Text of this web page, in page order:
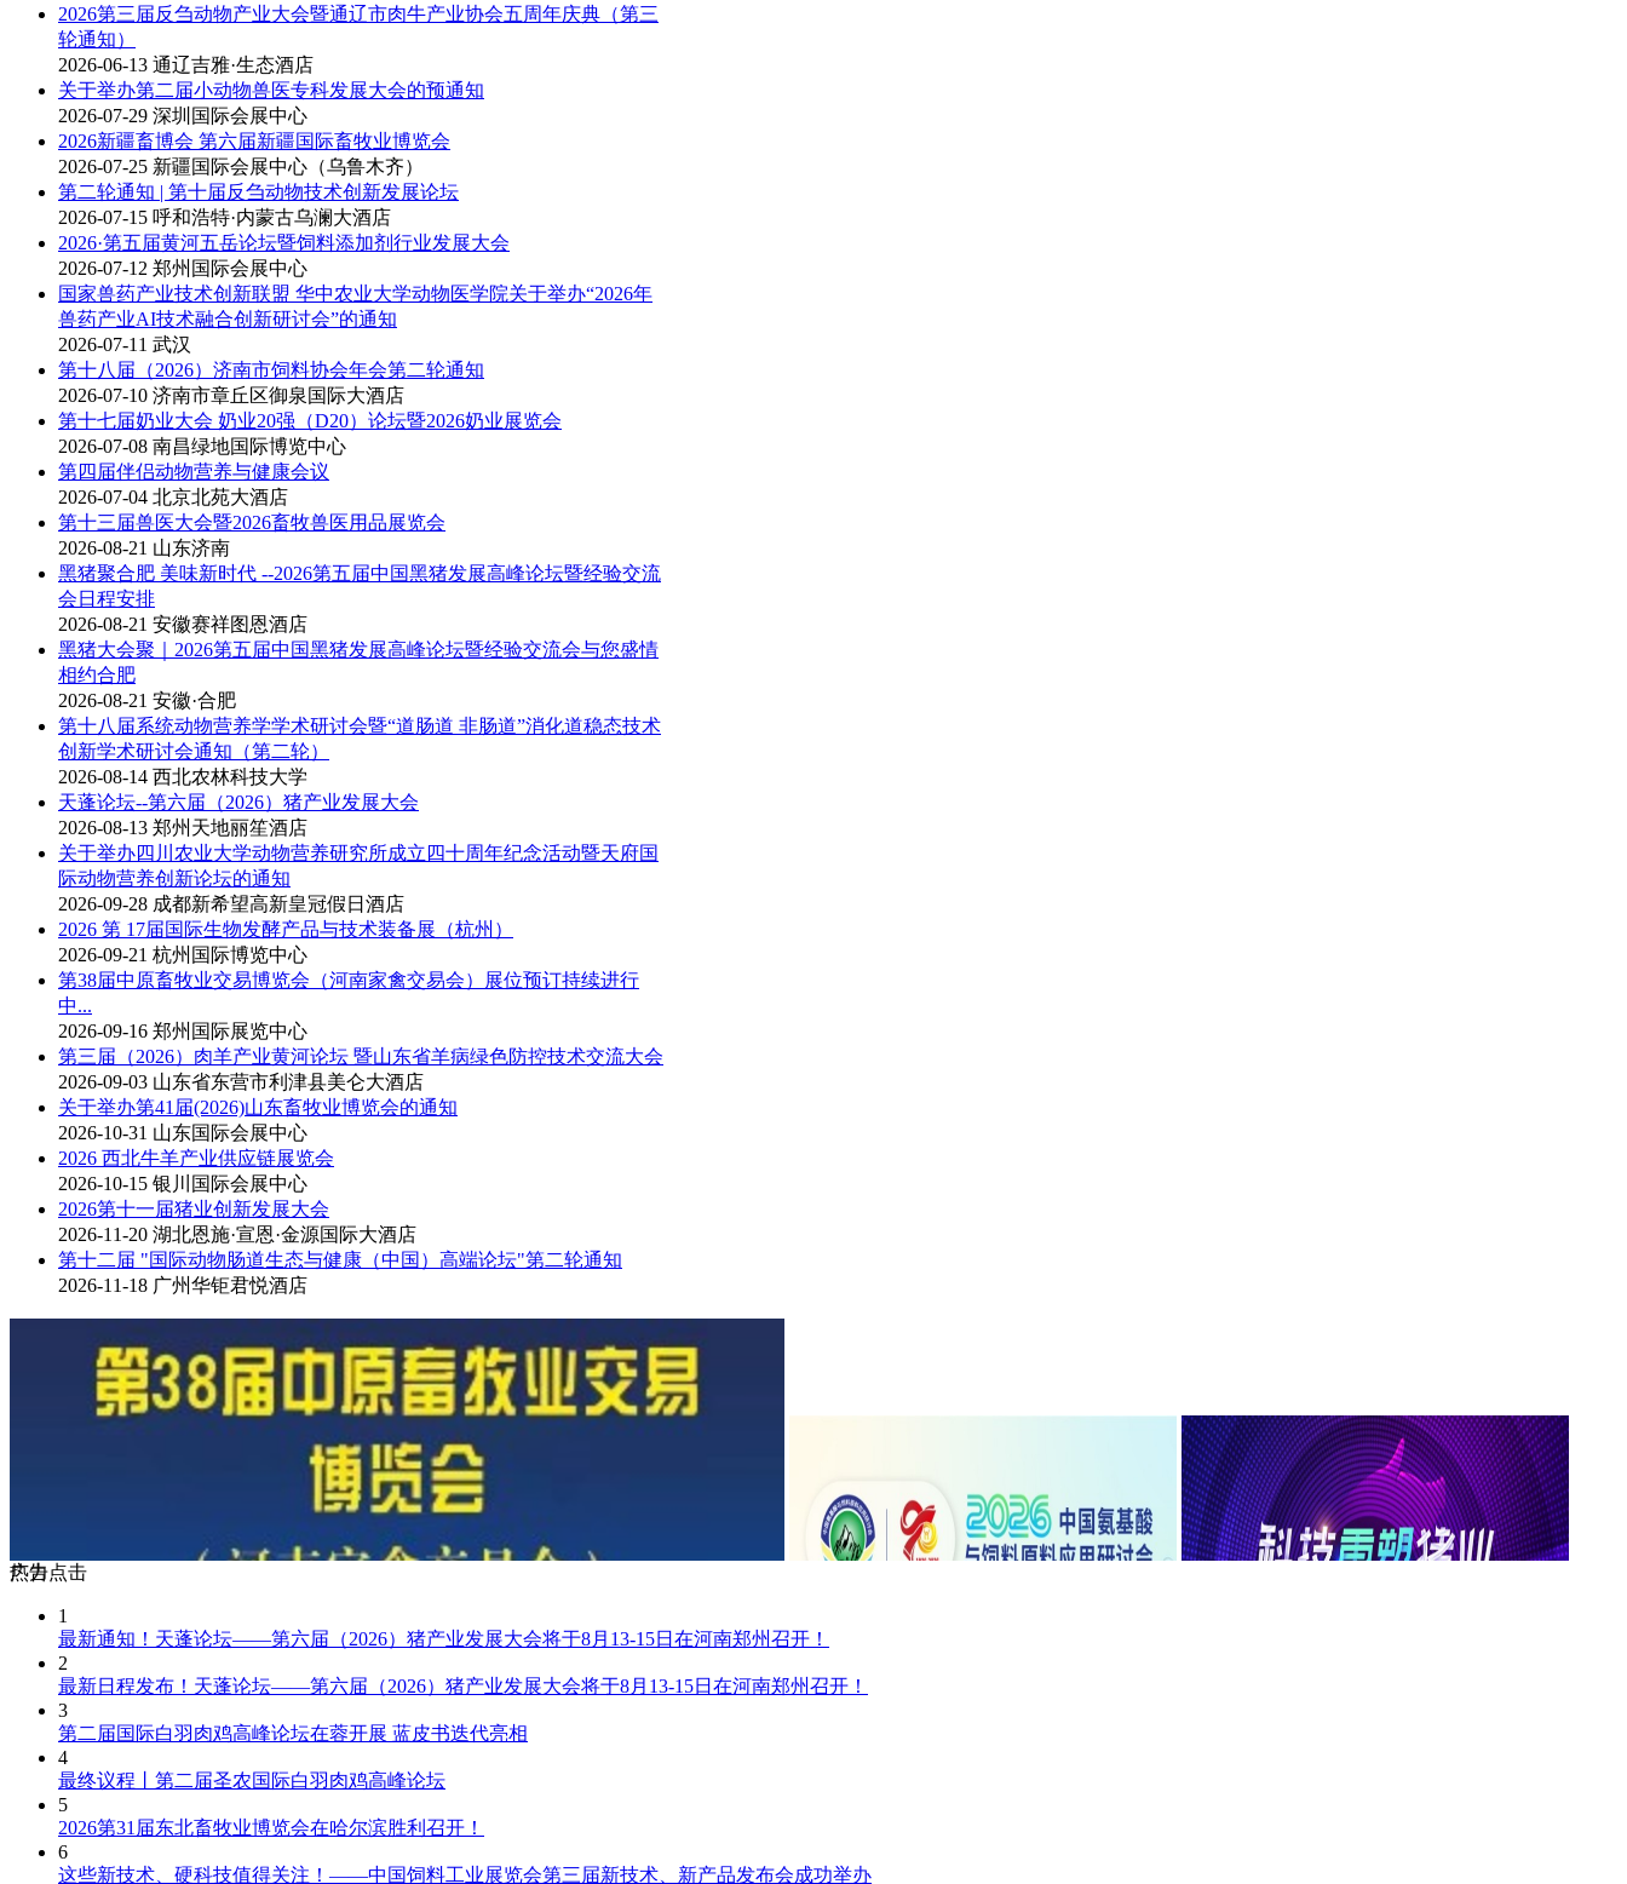
2026第三届反刍动物产业大会暨通辽市肉牛产业协会五周年庆典（第三
轮通知）
2026-06-13 通辽吉雅·生态酒店
关于举办第二届小动物兽医专科发展大会的预通知
2026-07-29 深圳国际会展中心
2026新疆畜博会 第六届新疆国际畜牧业博览会
2026-07-25 新疆国际会展中心（乌鲁木齐）
第二轮通知 | 第十届反刍动物技术创新发展论坛
2026-07-15 呼和浩特·内蒙古乌澜大酒店
2026·第五届黄河五岳论坛暨饲料添加剂行业发展大会
2026-07-12 郑州国际会展中心
国家兽药产业技术创新联盟 华中农业大学动物医学院关于举办“2026年
兽药产业AI技术融合创新研讨会”的通知
2026-07-11 武汉
第十八届（2026）济南市饲料协会年会第二轮通知
2026-07-10 济南市章丘区御泉国际大酒店
第十七届奶业大会 奶业20强（D20）论坛暨2026奶业展览会
2026-07-08 南昌绿地国际博览中心
第四届伴侣动物营养与健康会议
2026-07-04 北京北苑大酒店
第十三届兽医大会暨2026畜牧兽医用品展览会
2026-08-21 山东济南
黑猪聚合肥 美味新时代 --2026第五届中国黑猪发展高峰论坛暨经验交流
会日程安排
2026-08-21 安徽赛祥图恩酒店
黑猪大会聚｜2026第五届中国黑猪发展高峰论坛暨经验交流会与您盛情
相约合肥
2026-08-21 安徽·合肥
第十八届系统动物营养学学术研讨会暨“道肠道 非肠道”消化道稳态技术
创新学术研讨会通知（第二轮）
2026-08-14 西北农林科技大学
天蓬论坛--第六届（2026）猪产业发展大会
2026-08-13 郑州天地丽笙酒店
关于举办四川农业大学动物营养研究所成立四十周年纪念活动暨天府国
际动物营养创新论坛的通知
2026-09-28 成都新希望高新皇冠假日酒店
2026 第 17届国际生物发酵产品与技术装备展（杭州）
2026-09-21 杭州国际博览中心
第38届中原畜牧业交易博览会（河南家禽交易会）展位预订持续进行
中...
2026-09-16 郑州国际展览中心
第三届（2026）肉羊产业黄河论坛 暨山东省羊病绿色防控技术交流大会
2026-09-03 山东省东营市利津县美仑大酒店
关于举办第41届(2026)山东畜牧业博览会的通知
2026-10-31 山东国际会展中心
2026 西北牛羊产业供应链展览会
2026-10-15 银川国际会展中心
2026第十一届猪业创新发展大会
2026-11-20 湖北恩施·宣恩·金源国际大酒店
第十二届 "国际动物肠道生态与健康（中国）高端论坛"第二轮通知
2026-11-18 广州华钜君悦酒店
广告
热力点击
1
最新通知！天蓬论坛——第六届（2026）猪产业发展大会将于8月13-15日在河南郑州召开！
2
最新日程发布！天蓬论坛——第六届（2026）猪产业发展大会将于8月13-15日在河南郑州召开！
3
第二届国际白羽肉鸡高峰论坛在蓉开展 蓝皮书迭代亮相
4
最终议程丨第二届圣农国际白羽肉鸡高峰论坛
5
2026第31届东北畜牧业博览会在哈尔滨胜利召开！
6
这些新技术、硬科技值得关注！——中国饲料工业展览会第三届新技术、新产品发布会成功举办